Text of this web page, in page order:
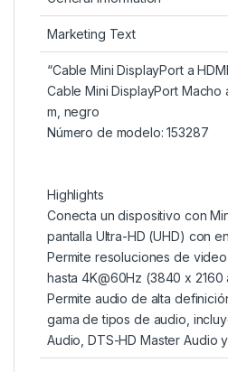
Marketing Text
“Cable Mini DisplayPort a
Cable Mini DisplayPort Macho
m, negro
Número de modelo: 153287
Highlights
Conecta un dispositivo con
pantalla Ultra-HD (UHD) con
Permite resoluciones de video
hasta 4K@60Hz (3840 x 2160
Permite audio de alta
gama de tipos de audio,
Audio, DTS-HD Master Audio